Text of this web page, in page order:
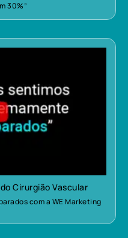
30%”
Cirurgião Vascular
com a WE Marketing